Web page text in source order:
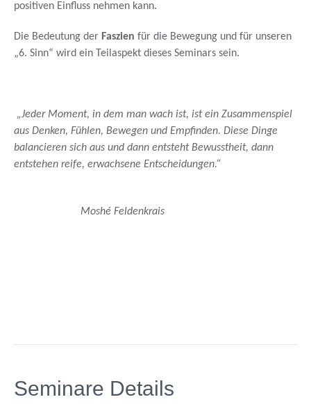
positiven Einfluss nehmen kann.
Die Bedeutung der Faszien für die Bewegung und für unseren
„6. Sinn“ wird ein Teilaspekt dieses Seminars sein.
„Jeder Moment, in dem man wach ist, ist ein Zusammenspiel
aus Denken, Fühlen, Bewegen und Empfinden. Diese Dinge
balancieren sich aus und dann entsteht Bewusstheit, dann
entstehen reife, erwachsene Entscheidungen.“
Moshé Feldenkrais
Seminare Details